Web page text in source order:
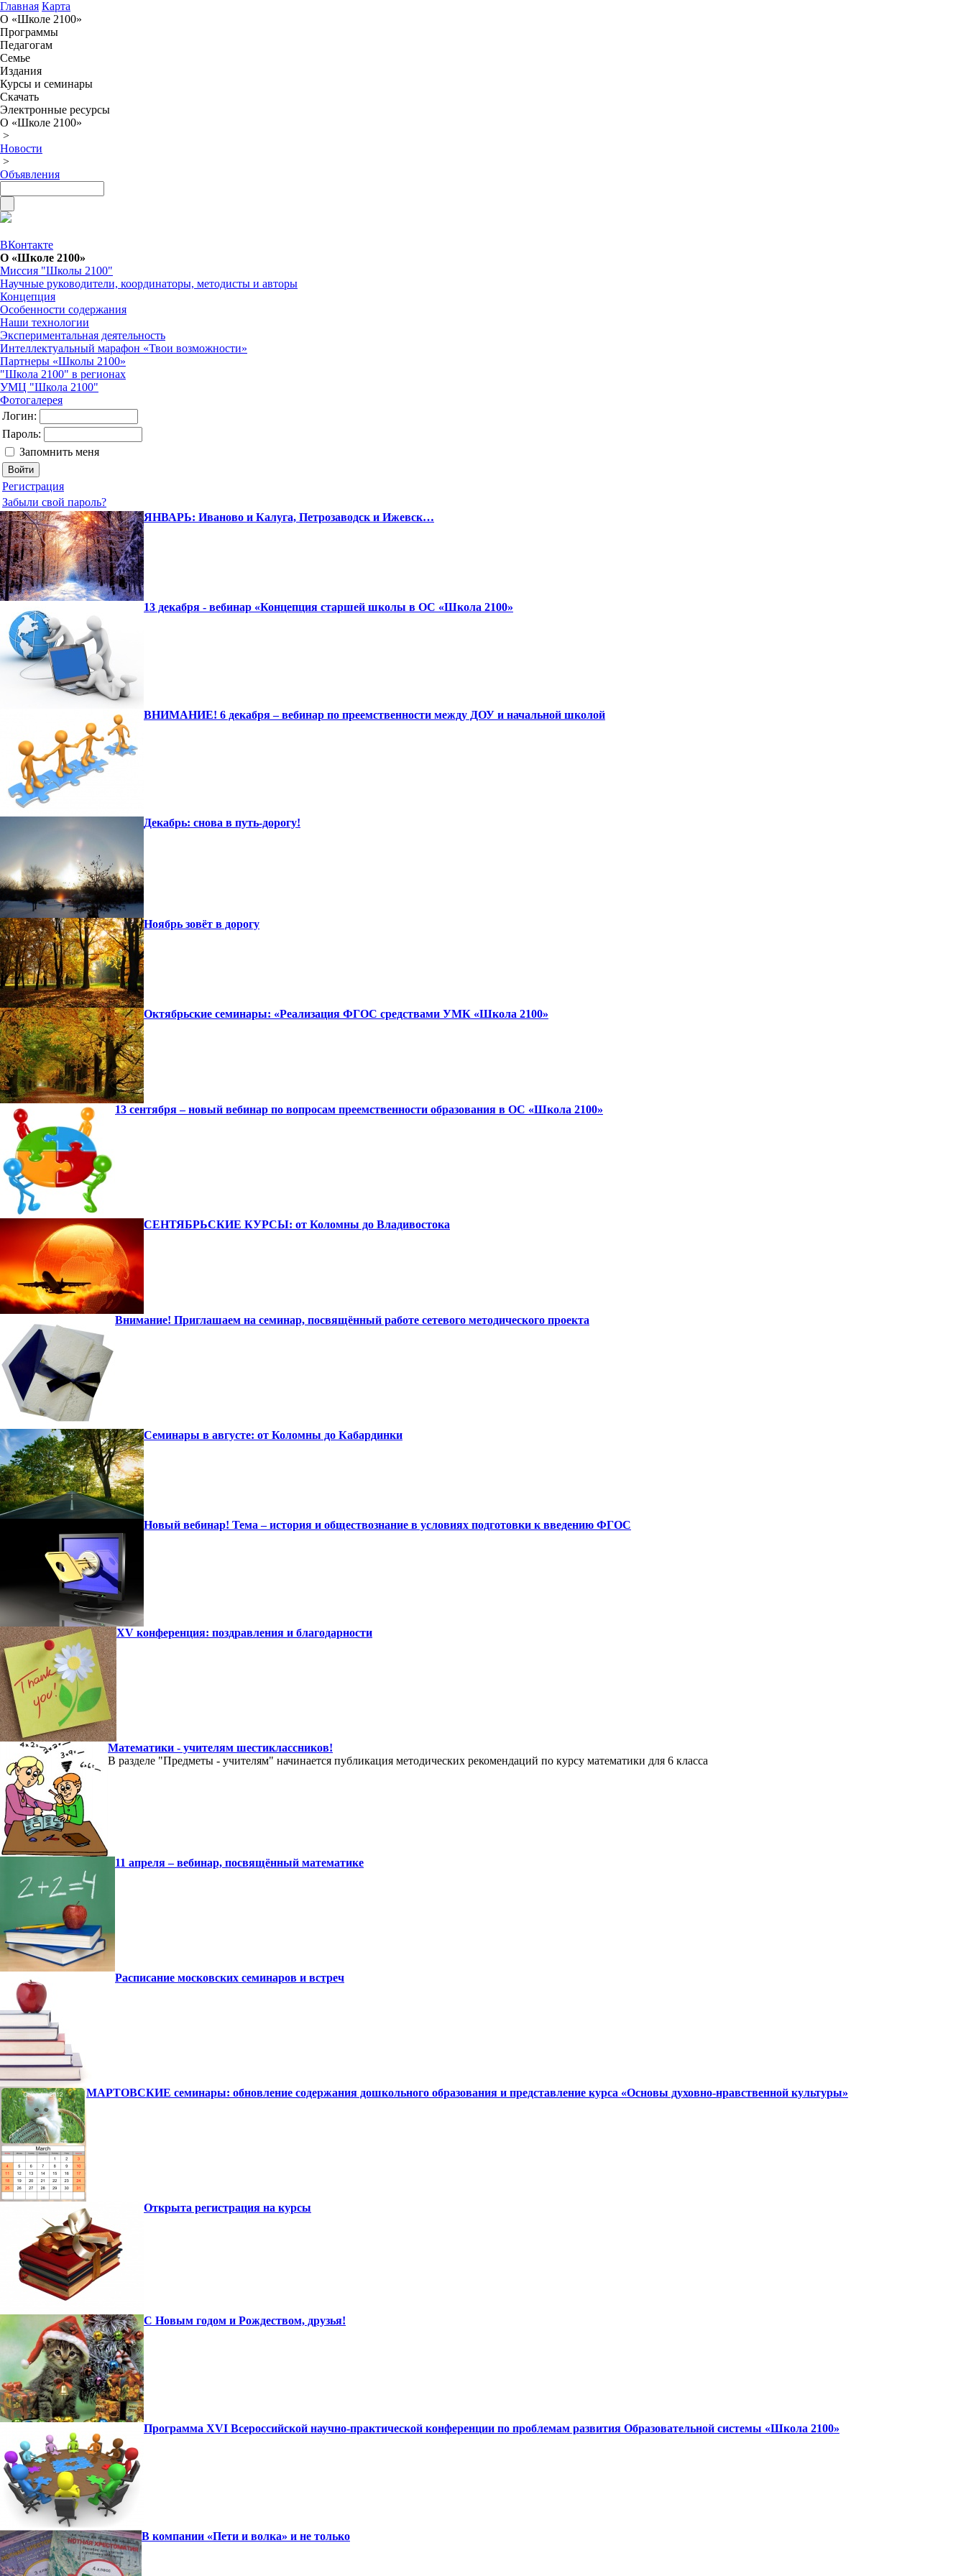
Главная Карта
О «Школе 2100»
Программы
Педагогам
Семье
Издания
Курсы и семинары
Скачать
Электронные ресурсы
О «Школе 2100»
>
Новости
>
Объявления
ВКонтакте
О «Школе 2100»
Миссия "Школы 2100"
Научные руководители, координаторы, методисты и авторы
Концепция
Особенности содержания
Наши технологии
Экспериментальная деятельность
Интеллектуальный марафон «Твои возможности»
Партнеры «Школы 2100»
"Школа 2100" в регионах
УМЦ "Школа 2100"
Фотогалерея
Логин:
Пароль:
Запомнить меня
Регистрация
Забыли свой пароль?
ЯНВАРЬ: Иваново и Калуга, Петрозаводск и Ижевск…
13 декабря - вебинар «Концепция старшей школы в ОС «Школа 2100»
ВНИМАНИЕ! 6 декабря – вебинар по преемственности между ДОУ и начальной школой
Декабрь: снова в путь-дорогу!
Ноябрь зовёт в дорогу
Октябрьские семинары: «Реализация ФГОС средствами УМК «Школа 2100»
13 сентября – новый вебинар по вопросам преемственности образования в ОС «Школа 2100»
СЕНТЯБРЬСКИЕ КУРСЫ: от Коломны до Владивостока
Внимание! Приглашаем на семинар, посвящённый работе сетевого методического проекта
Семинары в августе: от Коломны до Кабардинки
Новый вебинар! Тема – история и обществознание в условиях подготовки к введению ФГОС
XV конференция: поздравления и благодарности
Математики - учителям шестиклассников!
В разделе "Предметы - учителям" начинается публикация методических рекомендаций по курсу математики для 6 класса
11 апреля – вебинар, посвящённый математике
Расписание московских семинаров и встреч
МАРТОВСКИЕ семинары: обновление содержания дошкольного образования и представление курса «Основы духовно-нравственной культуры»
Открыта регистрация на курсы
С Новым годом и Рождеством, друзья!
Программа XVI Всероссийской научно-практической конференции по проблемам развития Образовательной системы «Школа 2100»
В компании «Пети и волка» и не только